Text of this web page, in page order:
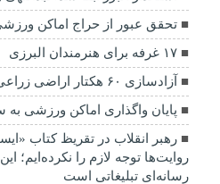
تحقق عبور از حراج اماکن
۱۷ غرفه برای هنرمندان البرزی
آزادسازی ۶۰ هکتار اراضی زراعی از چنگ ویلاسازان
پایان واگذاری اماکن ورزشی
رهبر انقلاب در تقریظ کتاب
روایت‌ها توجه لازم را نکرده‌ایم؛
رسانه‌ای تبلیغاتی است